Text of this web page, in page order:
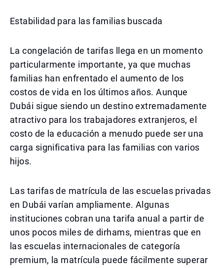
Estabilidad para las familias buscada
La congelación de tarifas llega en un momento
particularmente importante, ya que muchas
familias han enfrentado el aumento de los
costos de vida en los últimos años. Aunque
Dubái sigue siendo un destino extremadamente
atractivo para los trabajadores extranjeros, el
costo de la educación a menudo puede ser una
carga significativa para las familias con varios
hijos.
Las tarifas de matrícula de las escuelas privadas
en Dubái varían ampliamente. Algunas
instituciones cobran una tarifa anual a partir de
unos pocos miles de dirhams, mientras que en
las escuelas internacionales de categoría
premium, la matrícula puede fácilmente superar